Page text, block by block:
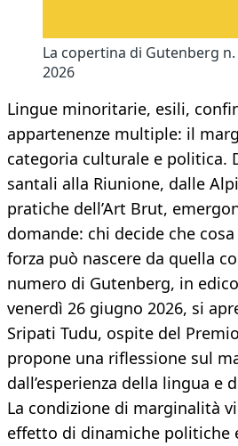
La copertina di Gutenberg
2026
Lingue minoritarie, esili,
appartenenze multiple: il
categoria culturale e politica.
santali alla Riunione, dalle
pratiche dell’Art Brut,
domande: chi decide che
forza può nascere da quella
numero di Gutenberg, in
venerdì 26 giugno 2026, si
Sripati Tudu, ospite del
propone una riflessione sul
dall’esperienza della lingua e
La condizione di marginalità
effetto di dinamiche politiche